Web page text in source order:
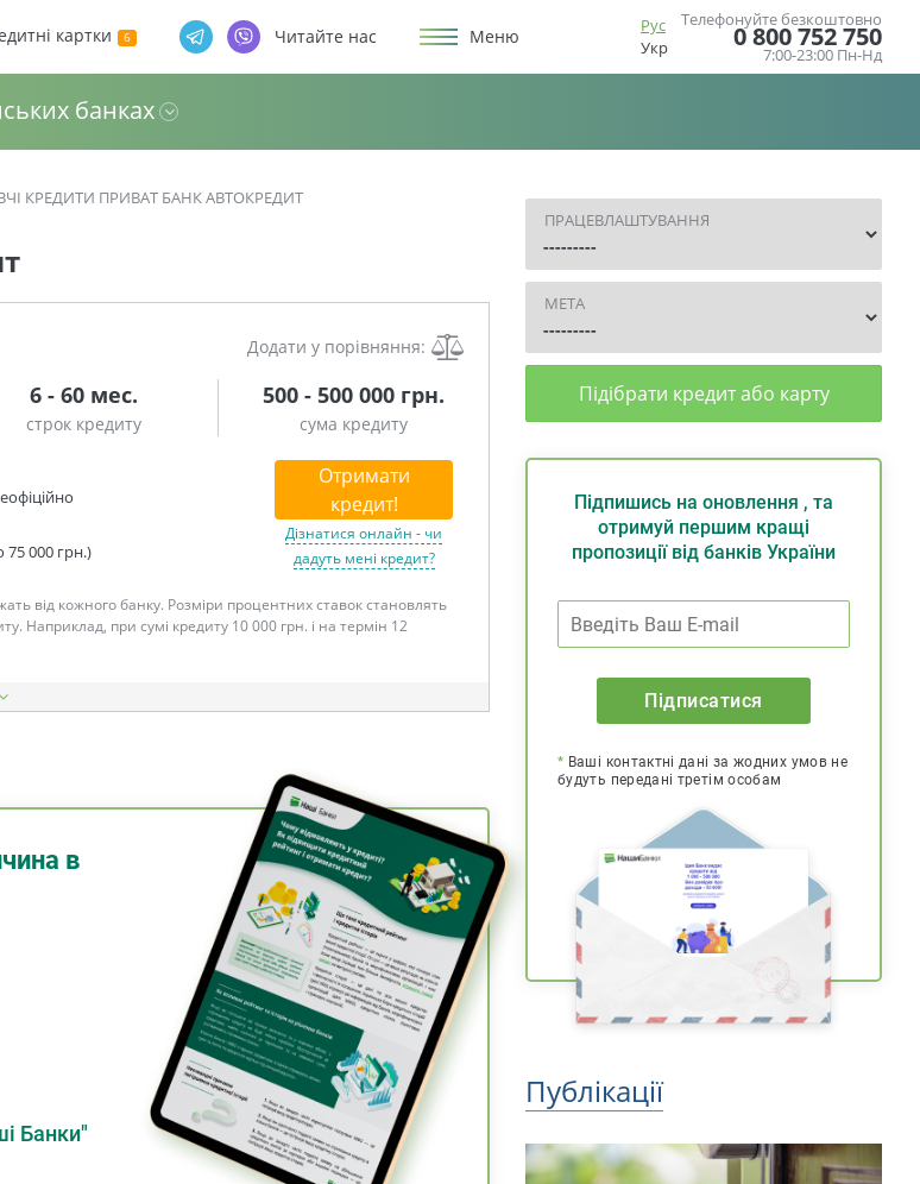
картки Читайте нас Меню
Рус
Укр
Телефонуйте безкоштовно
0 800 752 750
7:00-23:00 Пн-Нд
банках
КРЕДИТИ ПРИВАТ БАНК АВТОКРЕДИТ
Додати у порівняння:
6 - 60 мес.
строк кредиту
500 - 500 000 грн.
сума кредиту
75 000 грн.)
Отримати
кредит!
Дізнатися онлайн - чи
дадуть мені кредит?
від кожного банку. Розміри процентних ставок становлять
Наприклад, при сумі кредиту 10 000 грн. і на термін 12
в
Банки"
ПРАЦЕВЛАШТУВАННЯ
МЕТА
Підібрати кредит або карту
Підпишись на оновлення , та
отримуй першим кращі
пропозиції від банків України
Підписатися
* Ваші контактні дані за жодних умов не
будуть передані третім особам
Публікації